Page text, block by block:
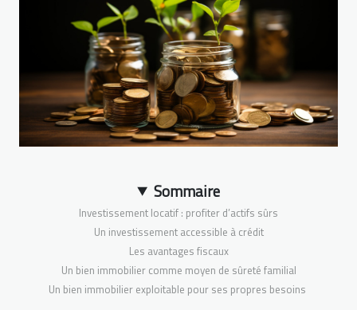
Sommaire
Investissement locatif : profiter d’actifs sûrs
Un investissement accessible à crédit
Les avantages fiscaux
Un bien immobilier comme moyen de sûreté familial
Un bien immobilier exploitable pour ses propres besoins